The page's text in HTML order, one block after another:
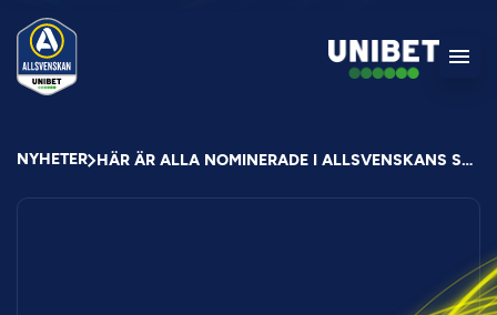
NYHETER HÄR ÄR ALLA NOMINERADE I ALLSVENSKANS STORA PRIS